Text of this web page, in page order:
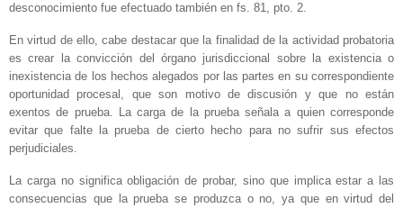
desconocimiento fue efectuado también en fs. 81, pto. 2.
En virtud de ello, cabe destacar que la finalidad de la actividad probatoria
es crear la convicción del órgano jurisdiccional sobre la existencia o
inexistencia de los hechos alegados por las partes en su correspondiente
oportunidad procesal, que son motivo de discusión y que no están
exentos de prueba. La carga de la prueba señala a quien corresponde
evitar que falte la prueba de cierto hecho para no sufrir sus efectos
perjudiciales.
La carga no significa obligación de probar, sino que implica estar a las
consecuencias que la prueba se produzca o no, ya que en virtud del